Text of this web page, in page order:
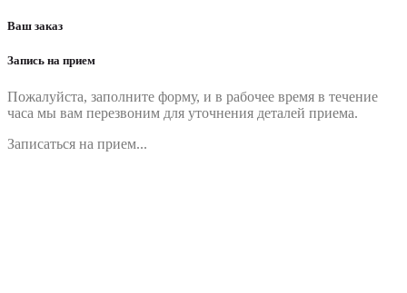
Ваш заказ
Запись на прием
Пожалуйста, заполните форму, и в рабочее время в течение
часа мы вам перезвоним для уточнения деталей приема.
Записаться на прием...